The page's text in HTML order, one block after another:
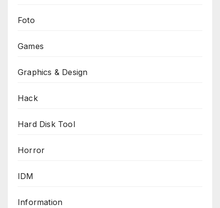
Foto
Games
Graphics & Design
Hack
Hard Disk Tool
Horror
IDM
Information